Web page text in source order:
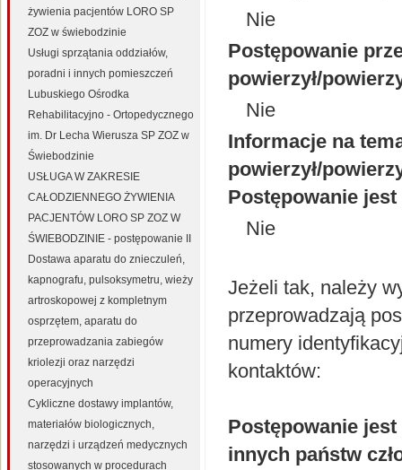
Nie
Postępowanie
powierzył/
Nie
Informacje na
powierzył/
Postępowanie
Nie
Jeżeli tak, należy
przeprowadzają
numery
kontaktów:
Postępowanie
innych państw
żywienia pacjentów LORO SP
ZOZ w świebodzinie
Usługi sprzątania oddziałów,
poradni i innych pomieszczeń
Lubuskiego Ośrodka
Rehabilitacyjno - Ortopedycznego
im. Dr Lecha Wierusza SP ZOZ w
Świebodzinie
USŁUGA W ZAKRESIE
CAŁODZIENNEGO ŻYWIENIA
PACJENTÓW LORO SP ZOZ W
ŚWIEBODZINIE - postępowanie II
Dostawa aparatu do znieczuleń,
kapnografu, pulsoksymetru, wieży
artroskopowej z kompletnym
osprzętem, aparatu do
przeprowadzania zabiegów
kriolezji oraz narzędzi
operacyjnych
Cykliczne dostawy implantów,
materiałów biologicznych,
narzędzi i urządzeń medycznych
stosowanych w procedurach